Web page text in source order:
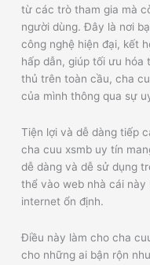
từ các trò tham gia mà
người dùng. Đây là nơi
công nghệ hiện đại, kết
hấp dẫn, giúp tối ưu hóa
thủ trên toàn cầu, cha
của mình thông qua sự
Tiện lợi và dễ dàng tiếp
cha cuu xsmb uy tín
dễ dàng và dễ sử dụng
thể vào web nhà cái
internet ổn định.
Điều này làm cho cha
cho những ai bận rộn